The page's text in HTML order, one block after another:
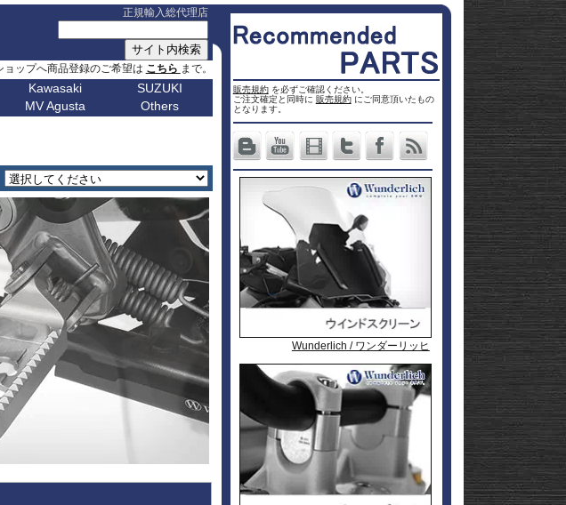
正規輸入総代理店
ップへ商品登録のご希望は こちら まで。
C シリーズ
C400GT
C400X
CE 04
CE 02
その他
R1150R/Rockster
R1150GS/Adventure
HP2 Megamoto
HP2 Sport
R80 / 100GS
R2V Boxer / OHV
Classic
V4
スピードマスター
リプル 1200
リプル 1050
イン900
イン1200
トリプル
ツイン
ラー 400X
ラー 400XC
ラー 900
ラー 1200
ト660
ト800
400
America
Bobber
Speedmaster
T100
T120
車種名
レブル 250
レブル 500
レブル 1100
グロム
ファイヤーブレード
XL750 トランザルプ
NX400 / NX500
400X / CB500X
AfricaTwin 1000
AfricaTwin 1100
CB125F
CB400F/CB500F
CB650F
CB1000F
CB125R
CB250R/CB300R
CB650R
CB500 Hornet
CB750 Hornet
車種名
スーパーテネレ
BOLT
FJR1300
FZ1/Fazer
FZ6/Fazer
FZ8/Fazer
MT-01
MT-125
MT-03 / MT-25
MT-07 25-
MT-07 21-24
MT-07 -20
MT-09 24-
MT-09 21-23
R1 15-
R1 -14
Kawasaki
ピックアップ
ニンジャ 1100
ニンジャ 500
W800 / W650
W230 / Meguro S1
Eliminator
車種名
ニンジャ 400
ニンジャ 500
ニンジャ 636
ニンジャ 650
ニンジャ 7 ハイブ
リッド
ニンジャ 1000
ニンジャ 1100
ニンジャ H2 SX
ヴェルシス X 250
ヴェルシス 650
ヴェルシス 1000
ヴェルシス 1100
バルカンS
1400GTR
KLE500
KLR650
SUZUKI
ピックア
650
V-Strom
800/DE
V-Strom
250
SV650/X
KATANA
/ カタナ
19-
GSX-
S1000GT
GSX-
S1000GX
GSX-
S1000/F
GSX-
S125
GSX-8R
GSX-8S
GSX-
車種名
ーム 800
Vストロ
ーム
Vストロ
1050 23-
Vストロ
ーム
1050 -22
カタナ
隼 21-
Bandit
B-King
DL650 V-
Strom
DL1000
V-Strom
DR-Z4S
DR-Z4SM
Gladius
GSF1250
Bandit
GSF1200
Bandit
GSX1250
GSX1300
21-
Hayabusa
-20
GSX1300BK
B-King
GSX-
390 Adventure
790 Adventure
890 Adventure
990 Adventure
1050 Adventure
1090 Adventure
1190 Adventure
1290SuperAdv 21-
1290SuperAdv -20
1390SuperAdventure
125 Duke
250 Duke
390 Duke
690 Duke
790 Duke
890 Duke/R
990 Duke
SuperDuke
1390 SuperDuke
125 Enduro R
Breva
California
Griso
Nevada
Stelvio V100
Stelvio 1200
V7 21-
V7 / V7II / V7 III
V85TT
V9 Roamer/Bobber
V100 Mandello
MV Agusta
Brutale 800
Brutale 989R
Brutale 1000
Brutale 1078RR
Others
901
Nuda
Vitpilen
701
Enduro
Supermoto
Royal
Enfield
Bear 650
Bullet
650
Bullet
Bullet -07
Classic
650
Classic
Classic
-07
Continental
350
Himalayan
450
Himalayan
販売規約を必ずご確認ください。
ご注文確定と同時に 販売規約にご同意頂いたもの
となります。
Wunderlich / ワンダーリッヒ
Wunderlich / ワンダーリッヒ
Wunderlich / ワンダーリッヒ
Wunderlich / ワンダーリッヒ